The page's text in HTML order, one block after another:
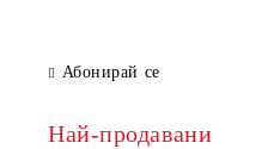
Абонирай се
Най-продавани